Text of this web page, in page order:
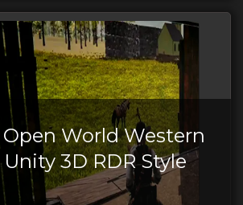
World Western
3D RDR Style